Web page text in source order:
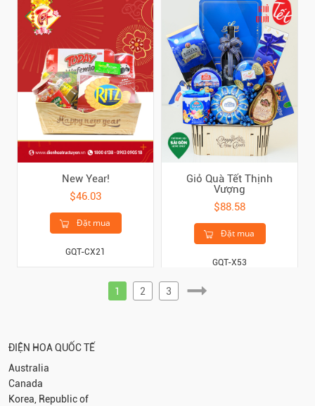
New Year!
$46.03
Đặt mua
GQT-CX21
Giỏ Quà Tết Thịnh
Vượng
$88.58
Đặt mua
GQT-X53
1 2 3
ĐIỆN HOA QUỐC TẾ
Australia
Canada
Korea, Republic of